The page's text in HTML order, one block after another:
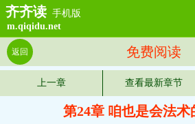
齐齐读 手机版
m.qiqidu.net
免费阅读
返回
上一章 查看最新章节
第24章 咱也是会法术